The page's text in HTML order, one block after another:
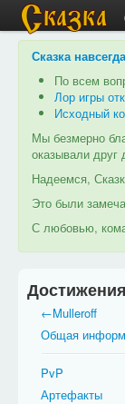
Сказка
По всем
Лор игры
Исходный
Мы безмерно
оказывали друг
Надеемся,
Это были
С любовью,
Достижения
←Mulleroff
Общая
PvP
Артефакты